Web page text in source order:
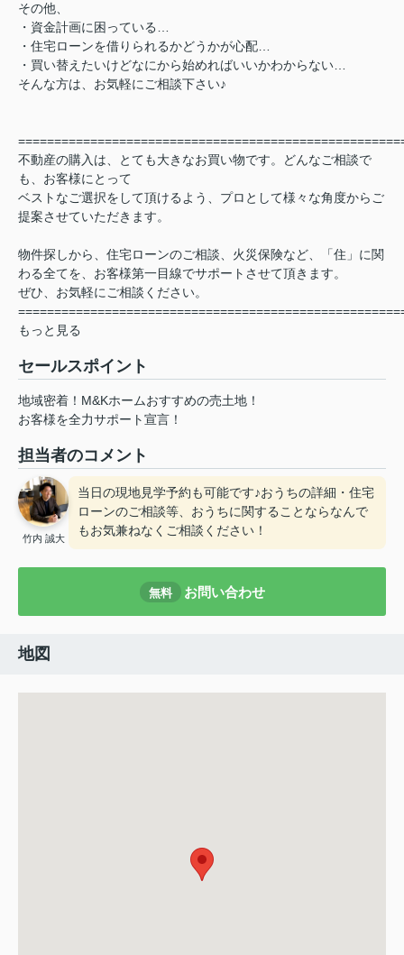
その他、
・資金計画に困っている…
・住宅ローンを借りられるかどうかが心配…
・買い替えたいけどなにから始めればいいかわからない…
そんな方は、お気軽にご相談下さい♪
不動産の購入は、とても大きなお買い物です。どんなご相談で
も、お客様にとって
ベストなご選択をして頂けるよう、プロとして様々な角度からご
提案させていただきます。
物件探しから、住宅ローンのご相談、火災保険など、「住」に関
わる全てを、お客様第一目線でサポートさせて頂きます。
ぜひ、お気軽にご相談ください。
もっと見る
セールスポイント
地域密着！M&Kホームおすすめの売土地！
お客様を全力サポート宣言！
担当者のコメント
竹内 誠大
当日の現地見学予約も可能です♪おうちの詳細・住宅
ローンのご相談等、おうちに関することならなんで
もお気兼ねなくご相談ください！
無料 お問い合わせ
地図